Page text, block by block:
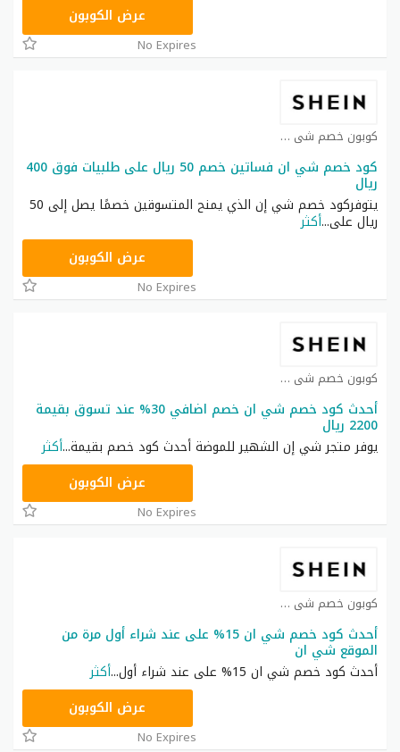
عرض الكوبون
No Expires
كوبون خصم شي ان كوبون
كود خصم شي ان فساتين خصم 50 ريال على طلبيات فوق 400
ريال
يتوفركود خصم شي إن الذي يمنح المتسوقين خصمًا يصل إلى 50
ريال على...أكثر
عرض الكوبون
No Expires
كوبون خصم شي ان كوبون
أحدث كود خصم شي ان خصم اضافي 30% عند تسوق بقيمة
2200 ريال
يوفر متجر شي إن الشهير للموضة أحدث كود خصم بقيمة...أكثر
عرض الكوبون
No Expires
كوبون خصم شي ان كوبون
أحدث كود خصم شي ان 15% على عند شراء أول مرة من
الموقع شي ان
أحدث كود خصم شي ان 15% على عند شراء أول
...أكثر
عرض الكوبون
No Expires